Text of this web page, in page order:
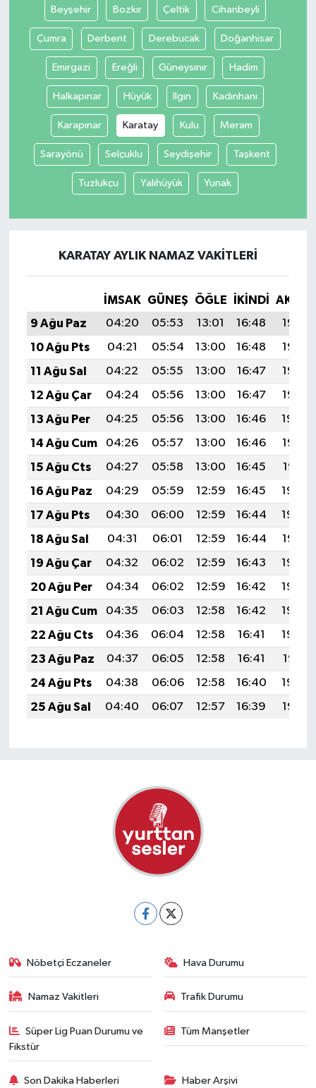
Beyşehir Bozkır Çeltik Cihanbeyli
Çumra Derbent Derebucak Doğanhisar
Emirgazi Ereğli Güneysınır Hadim
Halkapınar Hüyük Ilgın Kadınhanı
Karapınar Karatay Kulu Meram
Sarayönü Selçuklu Seydişehir Taşkent
Tuzlukçu Yalıhüyük Yunak
KARATAY AYLIK NAMAZ VAKITLERI
İMSAK GÜNEŞ ÖĞLE İKINDI
9 Ağu Paz
04:20 05:53 13:01 16:48
19:58
10 Ağu Pts
04:21 05:54 13:00 16:48
19:57
11 Ağu Sal
04:22 05:55 13:00 16:47
19:56
12 Ağu Çar
04:24 05:56 13:00 16:47
19:55
13 Ağu Per
04:25 05:56 13:00 16:46
19:54
14 Ağu Cum
04:26 05:57 13:00 16:46
19:52
15 Ağu Cts
04:27 05:58 13:00 16:45
19:51
16 Ağu Paz
04:29 05:59 12:59 16:45
19:50
17 Ağu Pts
04:30 06:00 12:59 16:44
19:49
18 Ağu Sal
04:31 06:01 12:59 16:44
19:47
19 Ağu Çar
04:32 06:02 12:59 16:43
19:46
20 Ağu Per
04:34 06:02 12:59 16:42
19:45
21 Ağu Cum
04:35 06:03 12:58 16:42
19:43
22 Ağu Cts
04:36 06:04 12:58 16:41
19:42
23 Ağu Paz
04:37 06:05 12:58 16:41
19:41
24 Ağu Pts
04:38 06:06 12:58 16:40
19:39
25 Ağu Sal
04:40 06:07 12:57 16:39 19:38
Nöbetçi Eczaneler Hava Durumu
Namaz Vakitleri Trafik Durumu
Süper Lig Puan Durumu ve
Fikstür
Tüm Manşetler
Son Dakika Haberleri Haber Arşivi